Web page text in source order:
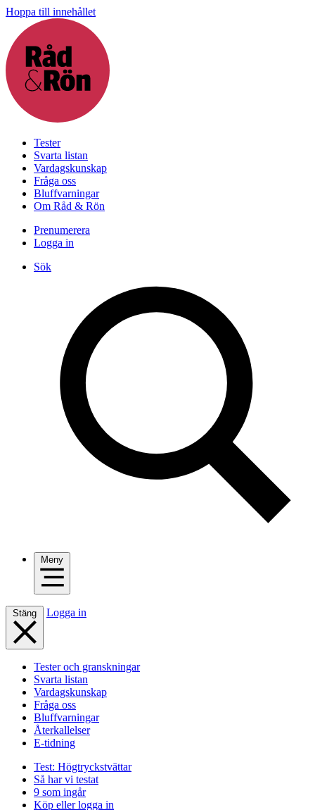
Hoppa till innehållet
Tester
Svarta listan
Vardagskunskap
Fråga oss
Bluffvarningar
Om Råd & Rön
Prenumerera
Logga in
Sök
Meny
Stäng Logga in
Tester och granskningar
Svarta listan
Vardagskunskap
Fråga oss
Bluffvarningar
Återkallelser
E-tidning
Test: Högtryckstvättar
Så har vi testat
9 som ingår
Köp eller logga in